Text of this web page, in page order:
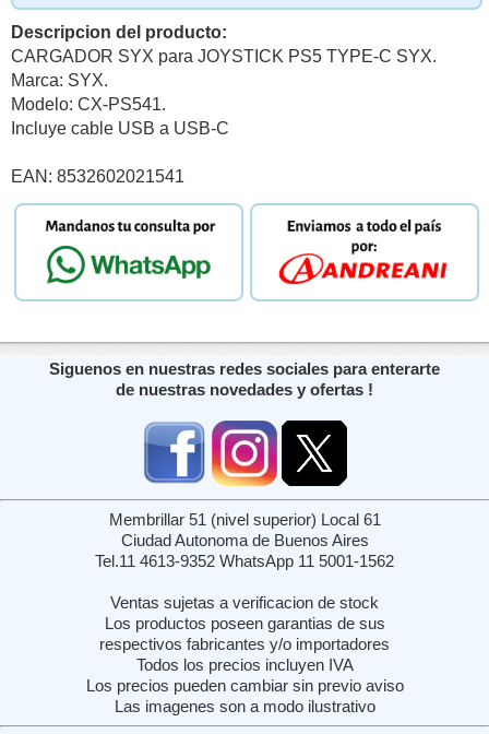
Descripcion del producto:
CARGADOR SYX para JOYSTICK PS5 TYPE-C SYX.
Marca: SYX.
Modelo: CX-PS541.
Incluye cable USB a USB-C
EAN: 8532602021541
Siguenos en nuestras redes sociales para enterarte
de nuestras novedades y ofertas !
Membrillar 51 (nivel superior) Local 61
Ciudad Autonoma de Buenos Aires
Tel.11 4613-9352 WhatsApp 11 5001-1562
Ventas sujetas a verificacion de stock
Los productos poseen garantias de sus
respectivos fabricantes y/o importadores
Todos los precios incluyen IVA
Los precios pueden cambiar sin previo aviso
Las imagenes son a modo ilustrativo